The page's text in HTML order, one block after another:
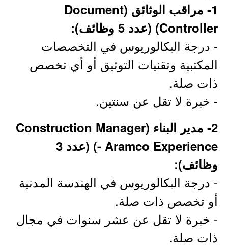
1- مراقب الوثائق (Document
Controller) (عدد 5 وظائف):
- درجة البكالوريوس في التخصصات
المكتبية وتقنيات التوثيق أو أي تخصص
ذات صلة.
- خبرة لا تقل عن سنتين.
2- مدير البناء (Construction Manager
- Aramco Experience) (عدد 3
وظائف):
- درجة البكالوريوس في الهندسة المدنية
أو تخصص ذات صلة.
- خبرة لا تقل عن عشر سنوات في مجال
ذات صلة.